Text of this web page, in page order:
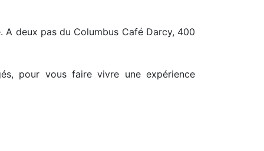
deux pas du Columbus Café Darcy, 400
pour vous faire vivre une expérience